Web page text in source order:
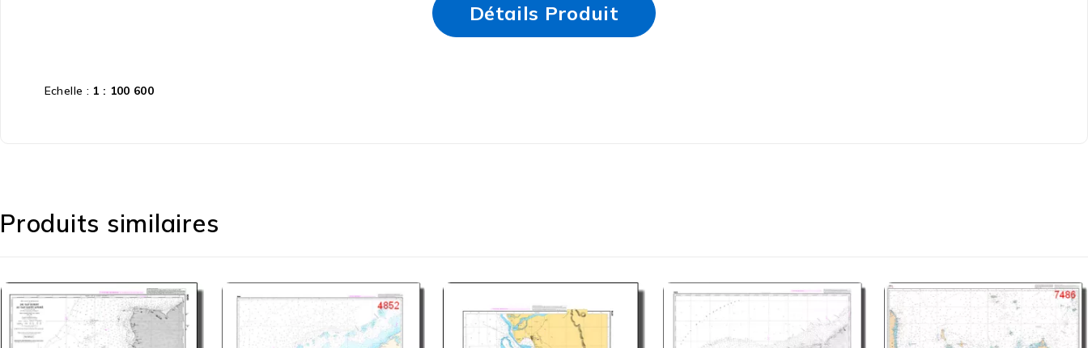
Détails Produit
Echelle : 1 : 100 600
Produits similaires